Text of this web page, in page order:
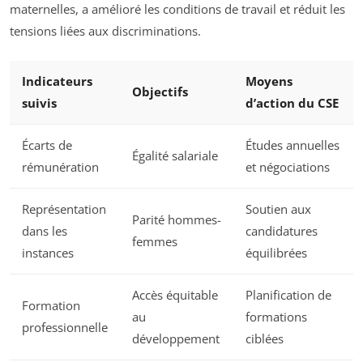
maternelles, a amélioré les conditions de travail et réduit les
tensions liées aux discriminations.
Indicateurs
suivis
Objectifs
Moyens
d’action du CSE
Écarts de
rémunération
Égalité salariale
Études annuelles
et négociations
Représentation
dans les
instances
Parité hommes-
femmes
Soutien aux
candidatures
équilibrées
Formation
professionnelle
Accès équitable
au
développement
Planification de
formations
ciblées